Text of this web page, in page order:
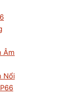
Âm
Nổi